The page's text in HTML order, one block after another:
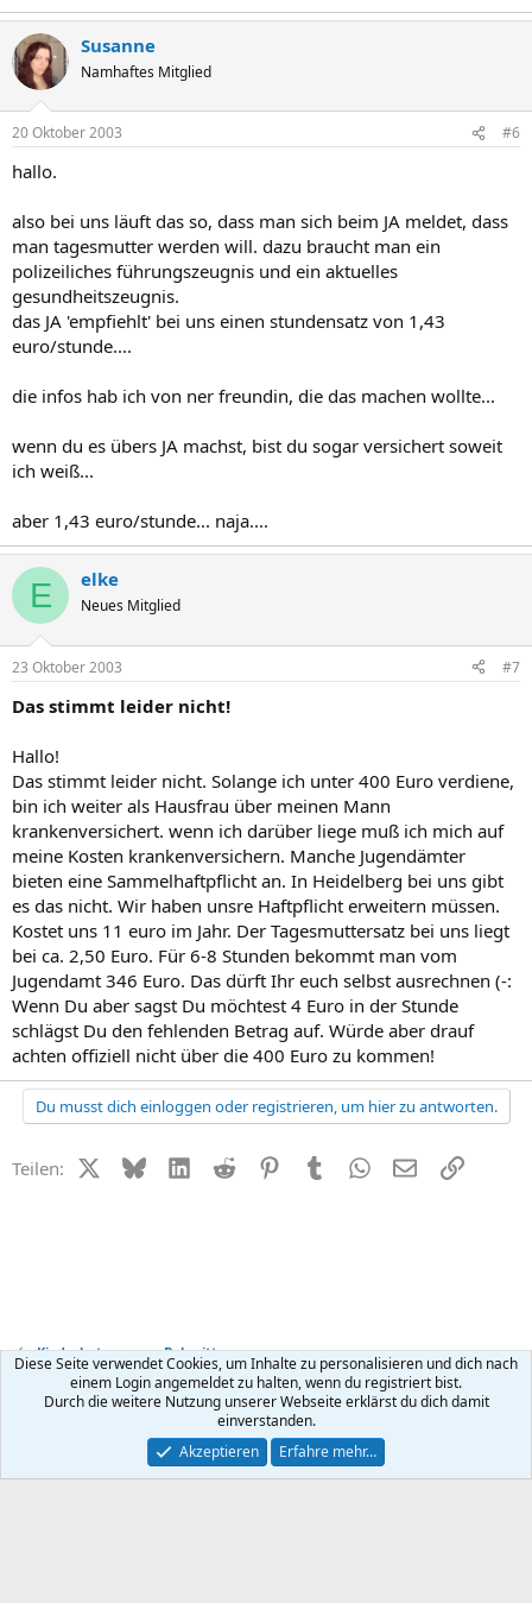
Susanne
Namhaftes Mitglied
20 Oktober 2003 #6
hallo.
also bei uns läuft das so, dass man sich beim JA meldet, dass
man tagesmutter werden will. dazu braucht man ein
polizeiliches führungszeugnis und ein aktuelles
gesundheitszeugnis.
das JA 'empfiehlt' bei uns einen stundensatz von 1,43
euro/stunde....
die infos hab ich von ner freundin, die das machen wollte...
wenn du es übers JA machst, bist du sogar versichert soweit
ich weiß...
aber 1,43 euro/stunde... naja....
E elke
Neues Mitglied
23 Oktober 2003 #7
Das stimmt leider nicht!
Hallo!
Das stimmt leider nicht. Solange ich unter 400 Euro verdiene,
bin ich weiter als Hausfrau über meinen Mann
krankenversichert. wenn ich darüber liege muß ich mich auf
meine Kosten krankenversichern. Manche Jugendämter
bieten eine Sammelhaftpflicht an. In Heidelberg bei uns gibt
es das nicht. Wir haben unsre Haftpflicht erweitern müssen.
Kostet uns 11 euro im Jahr. Der Tagesmuttersatz bei uns liegt
bei ca. 2,50 Euro. Für 6-8 Stunden bekommt man vom
Jugendamt 346 Euro. Das dürft Ihr euch selbst ausrechnen (-:
Wenn Du aber sagst Du möchtest 4 Euro in der Stunde
schlägst Du den fehlenden Betrag auf. Würde aber drauf
achten offiziell nicht über die 400 Euro zu kommen!
Du musst dich einloggen oder registrieren, um hier zu antworten.
Teilen: X (Twitter)
BlueskyLinkedIn
Reddit PinterestTumblr WhatsApp
E-MailLink
Kinderbetreuung + Babysitter
Kontakt Nutzungsbedingungen Datenschutz Hilfe
R
Community platform by XenForo ® © 2010-2026 XenForo Ltd.
Diese Seite verwendet Cookies, um Inhalte zu personalisieren und dich nach
einem Login angemeldet zu halten, wenn du registriert bist.
Durch die weitere Nutzung unserer Webseite erklärst du dich damit
einverstanden.
Akzeptieren
Erfahre mehr…